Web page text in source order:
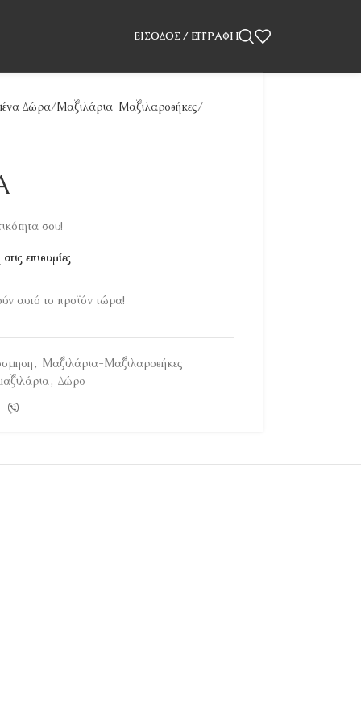
ΕΊΣΟΔΟΣ / ΕΓΓΡΑΦΉ
Δώρα Μαξιλάρια-Μαξιλαροθήκες
σου!
επιθυμίες
αυτό το προϊόν τώρα!
, Μαξιλάρια-Μαξιλαροθήκες
, Δώρο